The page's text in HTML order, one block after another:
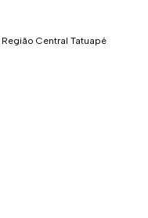
Região Central Tatuapé